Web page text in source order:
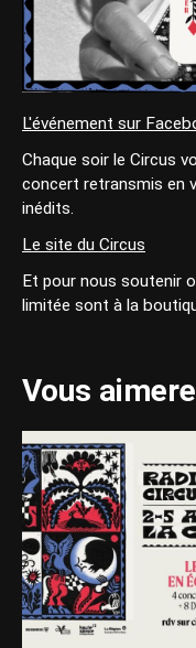
L'événement sur
Chaque soir le Circus
concert retransmis en
inédits.
Le site du Circus
Et pour nous soutenir
limitée sont à la
Vous